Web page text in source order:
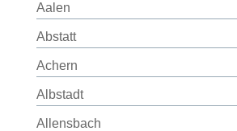
Aalen
Abstatt
Achern
Albstadt
Allensbach